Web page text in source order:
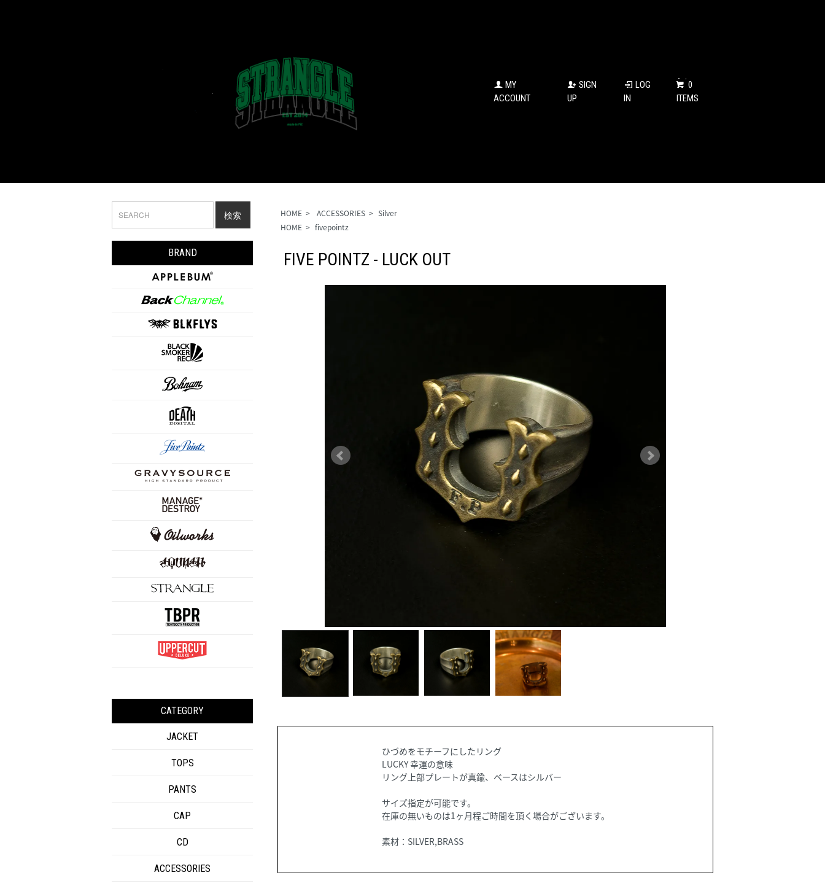
MY
ACCOUNT
SIGN
UP
LOG
IN
0
ITEMS
HOME > ACCESSORIES > Silver
HOME > fivepointz
FIVE POINTZ - LUCK OUT
ひづめをモチーフにしたリング
LUCKY 幸運の意味
リング上部プレートが真鍮、ベースはシルバー
サイズ指定が可能です。
在庫の無いものは1ヶ月程ご時間を頂く場合がございます。
素材：SILVER,BRASS
検索
BRAND
CATEGORY
JACKET
TOPS
PANTS
CAP
CD
ACCESSORIES